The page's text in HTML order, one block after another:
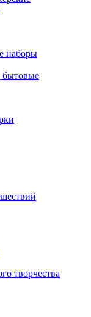
наборы
бытовые
творчества